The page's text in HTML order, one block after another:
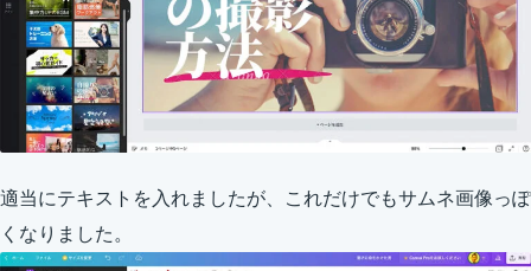
適当にテキストを入れましたが、これだけでもサムネ画像っぽ
くなりました。